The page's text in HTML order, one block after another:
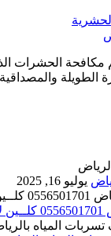
الحشرات
الطويلة
يوليو 16, 2025